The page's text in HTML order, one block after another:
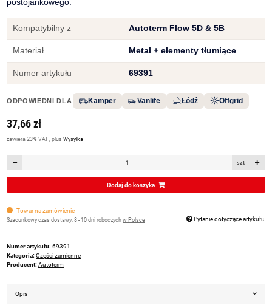
Kompatybilny z Autoterm Flow 5D & 5B
Materiał Metal + elementy tłumiące
Numer artykułu 69391
ODPOWIEDNI DLA Kamper Vanlife Łódź Offgrid
37,66 zł
zawiera 23% VAT , plus Wysyłka
szt
Dodaj do koszyka
Towar na zamówienie
Szacunkowy czas dostawy: 8 - 10 dni roboczych w Polsce Pytanie dotyczące artykułu
Numer artykułu: 69391
Kategoria: Części zamienne
Producent: Autoterm
Opis